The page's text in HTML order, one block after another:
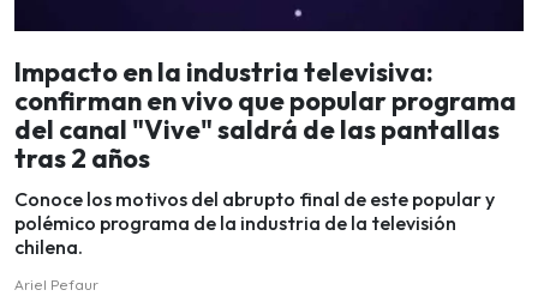
Impacto en la industria televisiva:
confirman en vivo que popular programa
del canal "Vive" saldrá de las pantallas
tras 2 años
Conoce los motivos del abrupto final de este popular y
polémico programa de la industria de la televisión
chilena.
Ariel Pefaur